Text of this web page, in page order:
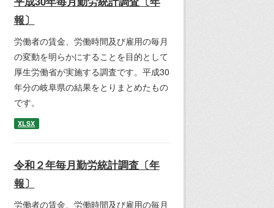
報〕
労働者の賃金、労働時間及び雇用の毎月
の変動を明らかにすることを目的として
厚生労働省が実施する調査です。平成30
年分の岐阜県の結果をとりまとめたもの
です。
XLSX
令和２年毎月勤労統計調査〔年
報〕
労働者の賃金、労働時間及び雇用の毎月